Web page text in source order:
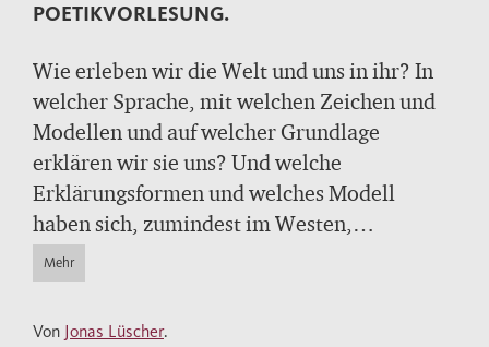
POETIKVORLESUNG.
Wie erleben wir die Welt und uns in ihr? In
welcher Sprache, mit welchen Zeichen und
Modellen und auf welcher Grundlage
erklären wir sie uns? Und welche
Erklärungsformen und welches Modell
haben sich, zumindest im Westen,
durchgesetzt und warum?
Für den Schriftsteller Jonas Lüscher, der mit
Mehr
Von Jonas Lüscher.